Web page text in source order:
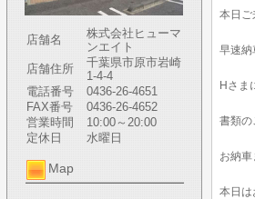
店舗名
株式会社ヒューマ
ンエイト
店舗住所
千葉県市原市岩崎
1-4-4
電話番号
0436-26-4651
FAX番号
0436-26-4652
営業時間
10:00～20:00
定休日
水曜日
Map
本日ご
早速納
Hさま
書類の
お納車
本日は